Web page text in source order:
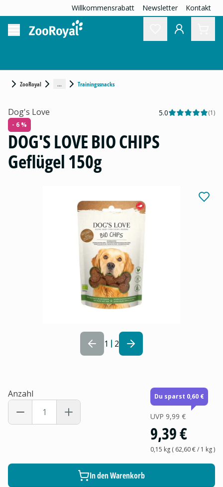
Willkommensrabatt Newsletter Kontakt
ZooRoyal ... Trainingssnacks
1 2
Dog's Love 5.0 (1)
- 6 %
DOG'S LOVE BIO CHIPS
Geflügel 150g
Anzahl Du sparst 0,60 €
UVP 9,99 €
9,39 €
0,15 kg( 62,60 €/ 1 kg)
In den Warenkorb